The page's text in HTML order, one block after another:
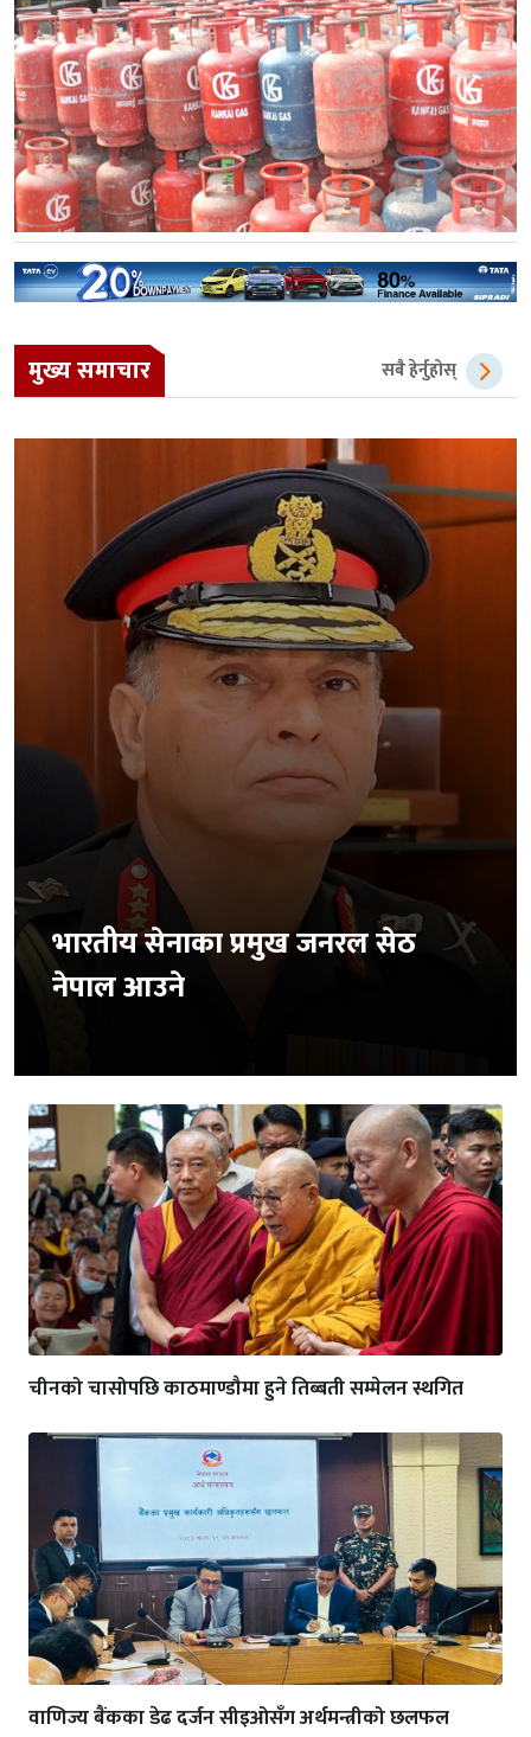
मुख्य समाचार सबै हेर्नुहोस्
भारतीय सेनाका प्रमुख जनरल सेठ
नेपाल आउने
चीनको चासोपछि काठमाण्डौमा हुने तिब्बती सम्मेलन स्थगित
वाणिज्य बैंकका डेढ दर्जन सीइओसँग अर्थमन्त्रीको छलफल